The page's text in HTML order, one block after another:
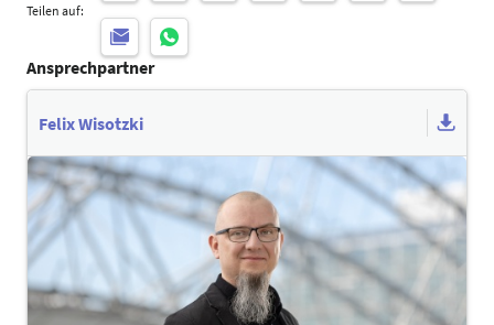
Teilen auf:
Ansprechpartner
Felix Wisotzki